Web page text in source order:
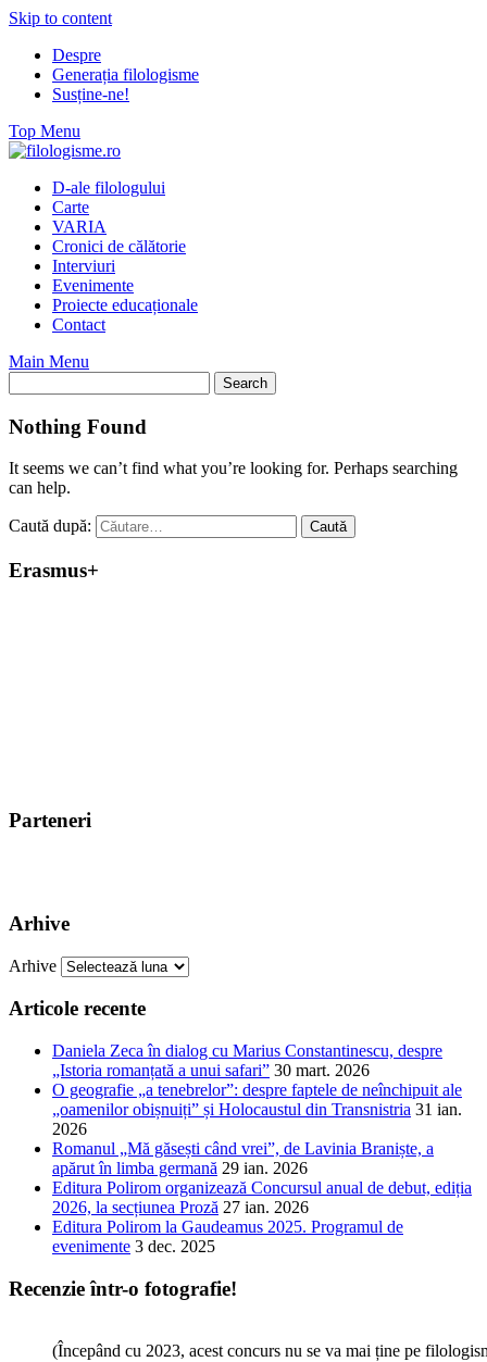
Skip to content
Despre
Generația filologisme
Susține-ne!
Top Menu
D-ale filologului
Carte
VARIA
Cronici de călătorie
Interviuri
Evenimente
Proiecte educaționale
Contact
Main Menu
Nothing Found
It seems we can’t find what you’re looking for. Perhaps searching
can help.
Caută după:
Erasmus+
Parteneri
Arhive
Arhive
Articole recente
Daniela Zeca în dialog cu Marius Constantinescu, despre
„Istoria romanțată a unui safari” 30 mart. 2026
O geografie „a tenebrelor”: despre faptele de neînchipuit ale
„oamenilor obișnuiți” și Holocaustul din Transnistria 31 ian.
2026
Romanul „Mă găsești când vrei”, de Lavinia Braniște, a
apărut în limba germană 29 ian. 2026
Editura Polirom organizează Concursul anual de debut, ediția
2026, la secțiunea Proză 27 ian. 2026
Editura Polirom la Gaudeamus 2025. Programul de
evenimente 3 dec. 2025
Recenzie într-o fotografie!
(Începând cu 2023, acest concurs nu se va mai ține pe